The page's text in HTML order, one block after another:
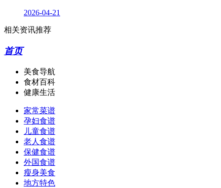
2026-04-21
相关资讯推荐
首页
美食导航
食材百科
健康生活
家常菜谱
孕妇食谱
儿童食谱
老人食谱
保健食谱
外国食谱
瘦身美食
地方特色